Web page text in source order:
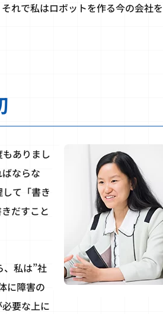
れで私はロボットを作る今の会社を
ありまし
ならな
て「書き
だすこと
、私は”社
に障害の
要な上に